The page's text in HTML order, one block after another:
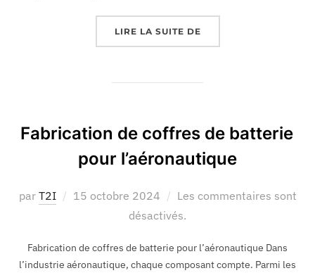
LIRE LA SUITE DE
Fabrication de coffres de batterie
pour l’aéronautique
par T2I 15 octobre 2024
Les commentaires sont
désactivés.
Fabrication de coffres de batterie pour l’aéronautique Dans
l’industrie aéronautique, chaque composant compte. Parmi les